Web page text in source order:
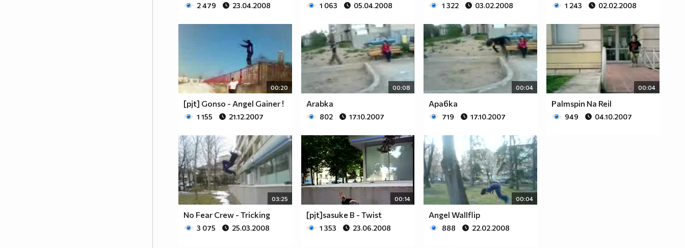
2 479 23.04.2008 1 063 05.04.2008 1 322 03.02.2008 1 243 02.02.2008
00:20
[pjt] Gonso - Angel Gainer !
1 155 21.12.2007
00:08
Arabka
802 17.10.2007
00:04
Арабка
719 17.10.2007
00:04
Palmspin Na Reil
949 04.10.2007
03:25
No Fear Crew - Tricking
3 075 25.03.2008
00:14
[pjt]sasuke B - Twist
1 353 23.06.2008
00:04
Angel Wallflip
888 22.02.2008